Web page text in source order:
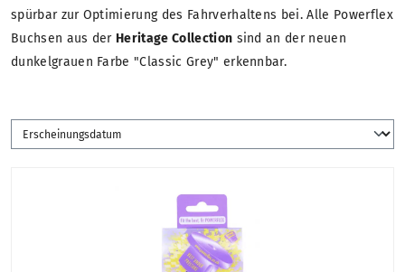
spürbar zur Optimierung des Fahrverhaltens bei. Alle Powerflex
Buchsen aus der Heritage Collection sind an der neuen
dunkelgrauen Farbe "Classic Grey" erkennbar.